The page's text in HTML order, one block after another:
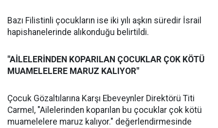
Bazı Filistinli çocukların ise iki yılı aşkın süredir İsrail
hapishanelerinde alıkonduğu belirtildi.
"AİLELERİNDEN KOPARILAN ÇOCUKLAR ÇOK KÖTÜ
MUAMELELERE MARUZ KALIYOR"
Çocuk Gözaltılarına Karşı Ebeveynler Direktörü Titi
Carmel, "Ailelerinden koparılan bu çocuklar çok kötü
muamelelere maruz kalıyor." değerlendirmesinde